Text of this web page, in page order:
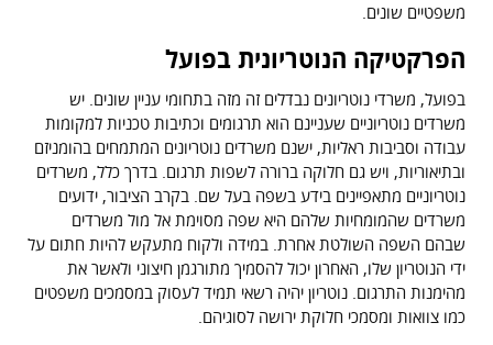
משפטיים שונים.
הפרקטיקה הנוטריונית בפועל
בפועל, משרדי נוטריונים נבדלים זה מזה בתחומי עניין שונים. יש
משרדים נוטריוניים שעניינם הוא תרגומים וכתיבות טכניות למקומות
עבודה וסביבות ראליות, ישנם משרדים נוטריונים המתמחים בהומניזם
ובתיאוריות, ויש גם חלוקה ברורה לשפות תרגום. בדרך כלל, משרדים
נוטריוניים מתאפיינים בידע בשפה בעל שם. בקרב הציבור, ידועים
משרדים שהמומחיות שלהם היא שפה מסוימת אל מול משרדים
שבהם השפה השולטת אחרת. במידה ולקוח מתעקש להיות חתום על
ידי הנוטריון שלו, האחרון יכול להסמיך מתורגמן חיצוני ולאשר את
מהימנות התרגום. נוטריון יהיה רשאי תמיד לעסוק במסמכים משפטים
כמו צוואות ומסמכי חלוקת ירושה לסוגיהם.